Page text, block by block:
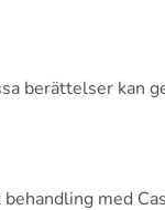
berättelser kan
med